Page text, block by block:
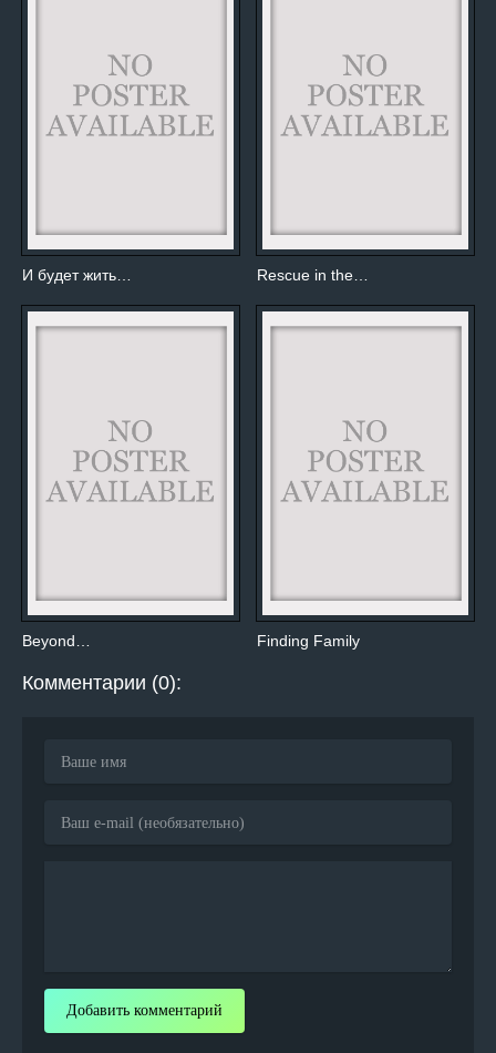
И будет жить… Rescue in the…
Beyond… Finding Family
Комментарии (0):
Добавить комментарий